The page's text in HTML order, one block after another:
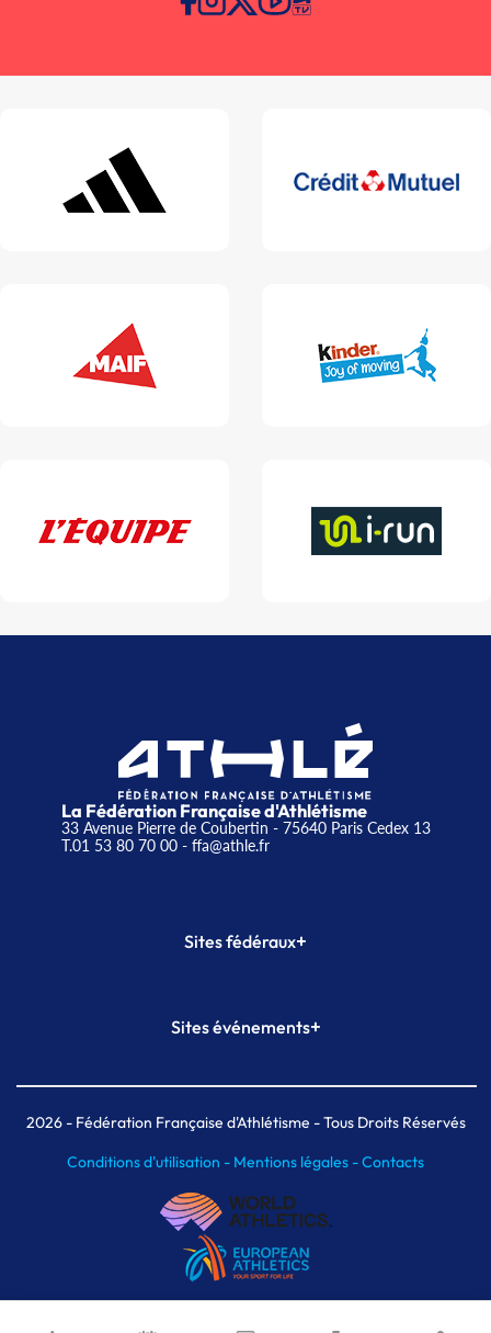
La Fédération Française d'Athlétisme
33 Avenue Pierre de Coubertin - 75640 Paris Cedex 13
T.01 53 80 70 00- ffa@athle.fr
Sites fédéraux+
Plateforme Formation
Sites événements+
Meeting de Paris indoor
MAIF Ekiden de Paris
2026- Fédération Française d'Athlétisme - Tous Droits Réservés
Conditions d'utilisation - Mentions légales -Contacts